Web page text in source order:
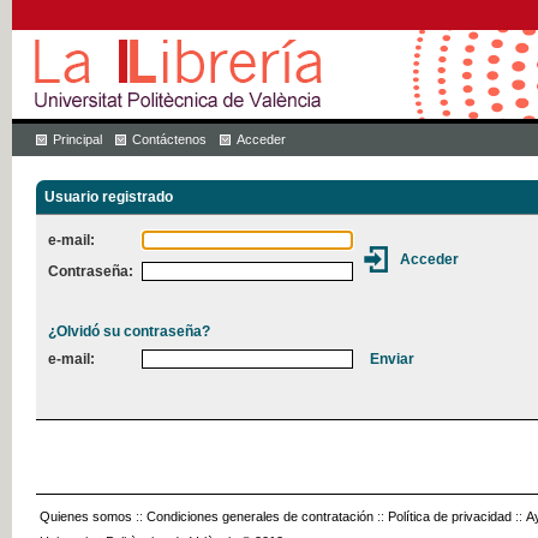
Principal Contáctenos Acceder
Usuario registrado
e-mail:
Contraseña:
¿Olvidó su contraseña?
e-mail:
Quienes somos :: Condiciones generales de contratación :: Política de privacidad ::